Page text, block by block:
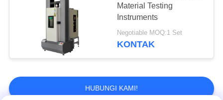
Mesin Pelapis Lab
Material Testing
Instruments
Negotiable MOQ:1 Set
KONTAK
HUBUNGI KAMI!